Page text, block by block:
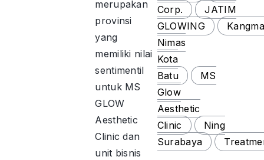
merupakan
provinsi
yang
memiliki nilai
sentimentil
untuk MS
GLOW
Aesthetic
Clinic dan
unit bisnis
Corp.
JATIM
GLOWING
Nimas
Kota
Batu
MS
Glow
Aesthetic
Clinic
Ning
Surabaya